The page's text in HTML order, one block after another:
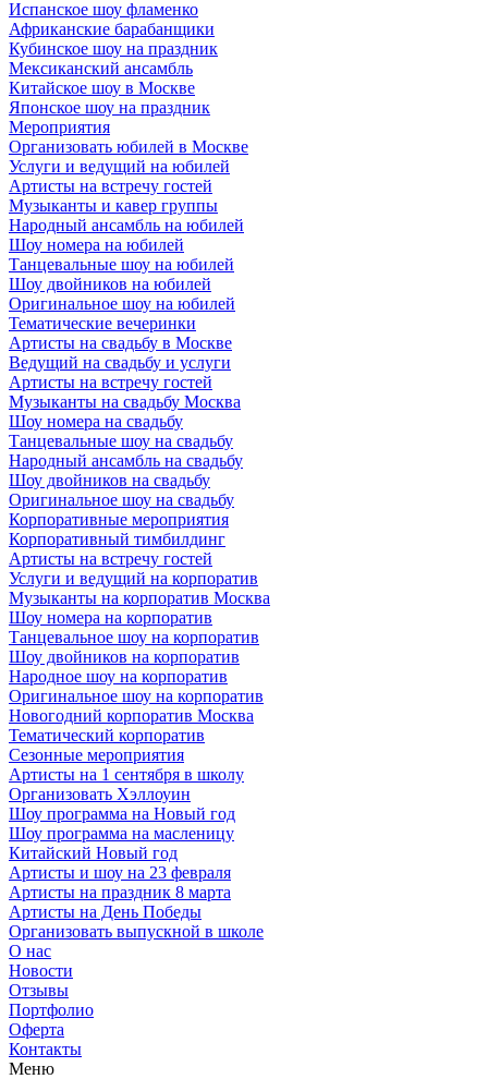
Испанское шоу фламенко
Африканские барабанщики
Кубинское шоу на праздник
Мексиканский ансамбль
Китайское шоу в Москве
Японское шоу на праздник
Мероприятия
Организовать юбилей в Москве
Услуги и ведущий на юбилей
Артисты на встречу гостей
Музыканты и кавер группы
Народный ансамбль на юбилей
Шоу номера на юбилей
Танцевальные шоу на юбилей
Шоу двойников на юбилей
Оригинальное шоу на юбилей
Тематические вечеринки
Артисты на свадьбу в Москве
Ведущий на свадьбу и услуги
Артисты на встречу гостей
Музыканты на свадьбу Москва
Шоу номера на свадьбу
Танцевальные шоу на свадьбу
Народный ансамбль на свадьбу
Шоу двойников на свадьбу
Оригинальное шоу на свадьбу
Корпоративные мероприятия
Корпоративный тимбилдинг
Артисты на встречу гостей
Услуги и ведущий на корпоратив
Музыканты на корпоратив Москва
Шоу номера на корпоратив
Танцевальное шоу на корпоратив
Шоу двойников на корпоратив
Народное шоу на корпоратив
Оригинальное шоу на корпоратив
Новогодний корпоратив Москва
Тематический корпоратив
Сезонные мероприятия
Артисты на 1 сентября в школу
Организовать Хэллоуин
Шоу программа на Новый год
Шоу программа на масленицу
Китайский Новый год
Артисты и шоу на 23 февраля
Артисты на праздник 8 марта
Артисты на День Победы
Организовать выпускной в школе
О нас
Новости
Отзывы
Портфолио
Оферта
Контакты
Меню